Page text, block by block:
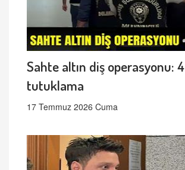
Sahte altın diş operasyonu: 4
tutuklama
17 Temmuz 2026 Cuma